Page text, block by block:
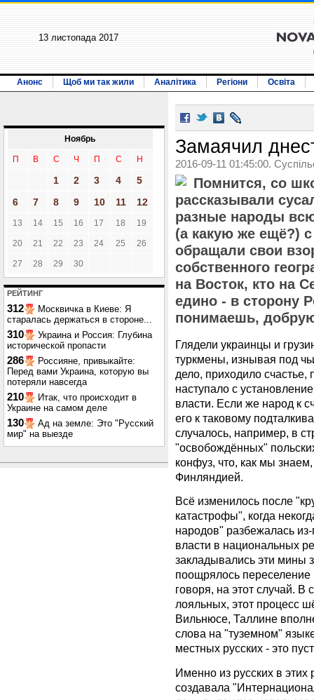
13 листопада 2017
Анонс Щоб ми так жили Аналітика Регіони Освіта
Ноябрь
П В С Ч П С Н
1 2 3 4
5
6
7 8 9 10 11 12
13 14 15 16 17 18 19
20 21 22 23 24 25 26
27 28 29 30
РЕЙТИНГ
312
Москвичка в Киеве: Я
старалась держаться в стороне...
310
Украина и Россия: Глубина
исторической пропасти
286
Россияне, привыкайте:
Перед вами Украина, которую вы
потеряли навсегда
210
Итак, что происходит в
Украине на самом деле
130
Ад на земле: Это "Русский
мир" на выезде
Замаячил
2016-09-11 01:45:00.
Помнится, со
рассказывали
разные народы
(а какую же ещё?)
обращали свои
собственного
на Восток, кто на
едино - в сторону
понимаешь,
Глядели украинцы и
туркмены, изнывая под
дело, приходило
наступало с
власти. Если же народ к
его к таковому
случалось, например, в
"освобождённых"
конфуз, что, как мы
Финляндией.
Всё изменилось после
катастрофы", когда
народов" разбежалась
власти в национальных
закладывались эти мины
поощрялось переселение
говоря, на этот случай. В
лояльных, этот процесс
Вильнюсе, Таллине
слова на "туземном"
местных русских - это
Именно из русских в
создавала